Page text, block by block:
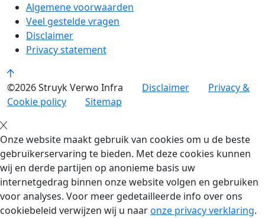
Algemene voorwaarden
Veel gestelde vragen
Disclaimer
Privacy statement
©2026 Struyk Verwo Infra Disclaimer
Privacy &
Cookie policy
Sitemap
Onze website maakt gebruik van cookies om u de beste
gebruikerservaring te bieden. Met deze cookies kunnen
wij en derde partijen op anonieme basis uw
internetgedrag binnen onze website volgen en gebruiken
voor analyses. Voor meer gedetailleerde info over ons
cookiebeleid verwijzen wij u naaronze privacy verklaring.